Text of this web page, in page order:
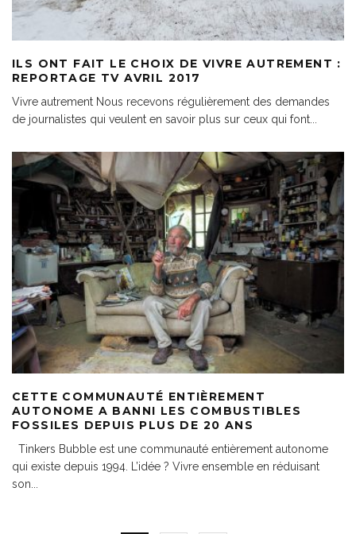
ILS ONT FAIT LE CHOIX DE VIVRE AUTREMENT :
REPORTAGE TV AVRIL 2017
Vivre autrement Nous recevons régulièrement des demandes
de journalistes qui veulent en savoir plus sur ceux qui font
CETTE COMMUNAUTÉ ENTIÈREMENT
AUTONOME A BANNI LES COMBUSTIBLES
FOSSILES DEPUIS PLUS DE 20 ANS
Tinkers Bubble est une communauté entièrement autonome
qui existe depuis 1994. L’idée ? Vivre ensemble en réduisant
son